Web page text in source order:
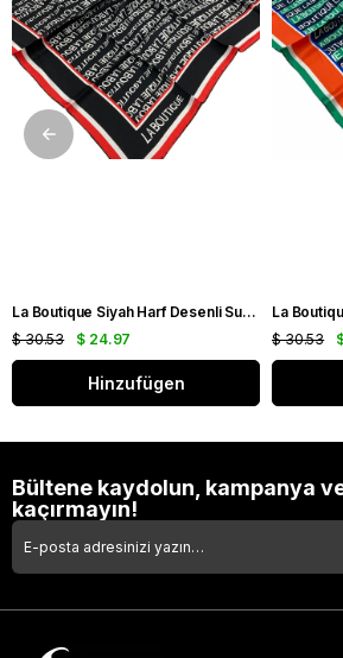
La Boutique Siyah Harf Desenli Sura İpek Eşarp 1631 - 01
$ 24.97
$ 30.53
Hinzufügen
$ 30.53
Bültene kaydolun, kampanya
kaçırmayın!